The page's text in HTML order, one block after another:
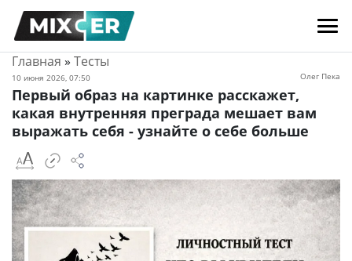
Главная » Тесты
10 июня 2026, 07:50 Олег Пека
Первый образ на картинке расскажет,
какая внутренняя преграда мешает вам
выражать себя - узнайте о себе больше